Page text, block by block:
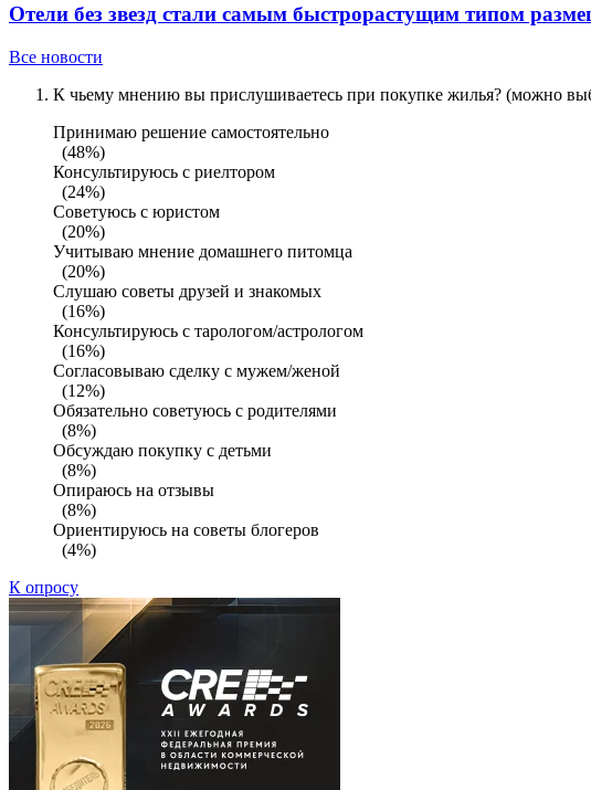
Отели без звезд стали самым быстрорастущим типом
Все новости
К чьему мнению вы прислушиваетесь при покупке жилья? (можно
Принимаю решение самостоятельно
(48%)
Консультируюсь с риелтором
(24%)
Советуюсь с юристом
(20%)
Учитываю мнение домашнего питомца
(20%)
Слушаю советы друзей и знакомых
(16%)
Консультируюсь с тарологом/астрологом
(16%)
Согласовываю сделку с мужем/женой
(12%)
Обязательно советуюсь с родителями
(8%)
Обсуждаю покупку с детьми
(8%)
Опираюсь на отзывы
(8%)
Ориентируюсь на советы блогеров
(4%)
К опросу